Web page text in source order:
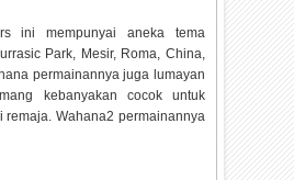
ini mempunyai aneka tema
Park, Mesir, Roma, China,
permainannya juga lumayan
kebanyakan cocok untuk
remaja. Wahana2 permainannya